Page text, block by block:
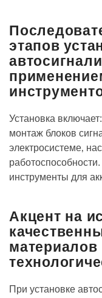
этапов
Установка
монтаж блоков
электросистеме‚
инструменты для
Акцент на
При установке